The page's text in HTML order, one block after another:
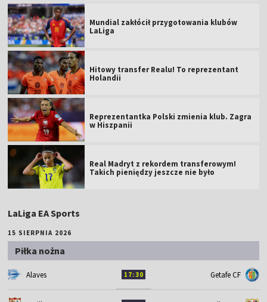
Mundial zakłócił przygotowania klubów
LaLiga
Hitowy transfer Realu! To reprezentant
Holandii
Reprezentantka Polski zmienia klub. Zagra
w Hiszpanii
Real Madryt z rekordem transferowym!
Takich pieniędzy jeszcze nie było
LaLiga EA Sports
15 SIERPNIA 2026
Piłka nożna
Alaves 17:30 Getafe CF